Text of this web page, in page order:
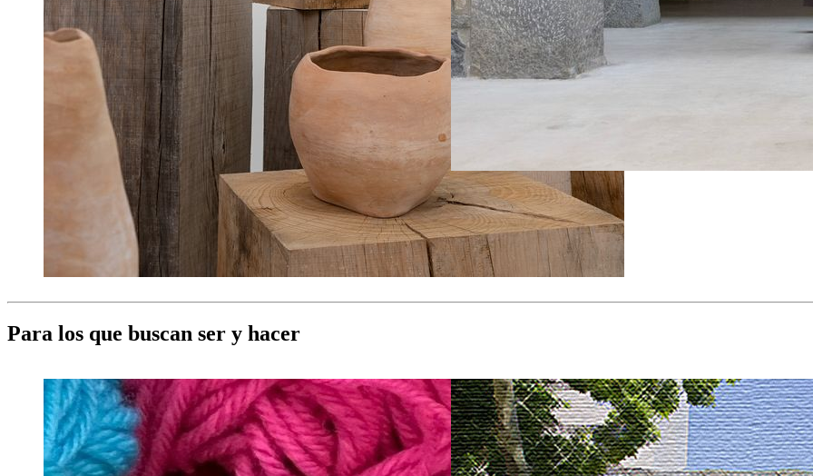
Para los que buscan ser y hacer